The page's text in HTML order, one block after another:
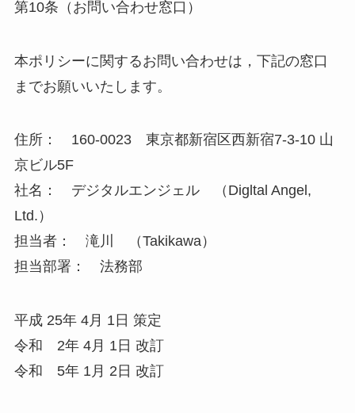
第10条（お問い合わせ窓口）
本ポリシーに関するお問い合わせは，下記の窓口
までお願いいたします。
住所： 160-0023 東京都新宿区西新宿7-3-10 山
京ビル5F
社名： デジタルエンジェル （Digltal Angel,
Ltd.）
担当者： 滝川 （Takikawa）
担当部署： 法務部
平成 25年 4月 1日 策定
令和 2年 4月 1日 改訂
令和 5年 1月 2日 改訂